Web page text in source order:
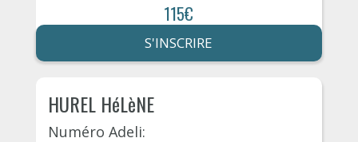
115€
S'INSCRIRE
HUREL HéLèNE
Numéro Adeli: